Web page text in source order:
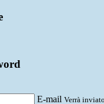
E-mail Verrà